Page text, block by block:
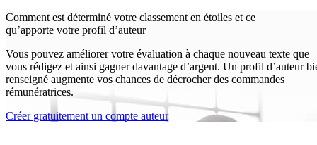
Comment est déterminé votre classement en étoiles et ce
qu’apporte votre profil d’auteur
Vous pouvez améliorer votre évaluation à chaque nouveau texte que
vous rédigez et ainsi gagner davantage d’argent. Un profil d’auteur
renseigné augmente vos chances de décrocher des commandes
rémunératrices.
Créer gratuitement un compte auteur